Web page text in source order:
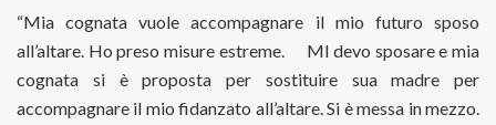
“Mia cognata vuole accompagnare il mio futuro sposo
all’altare. Ho preso misure estreme. MI devo sposare e mia
cognata si è proposta per sostituire sua madre per
accompagnare il mio fidanzato all’altare. Si è messa in mezzo.